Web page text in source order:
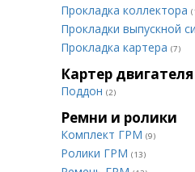
Прокладка коллектора
Прокладки выпускной
Прокладка картера (7)
Картер двигателя
Поддон (2)
Ремни и ролики
Комплект ГРМ (9)
Ролики ГРМ (13)